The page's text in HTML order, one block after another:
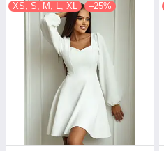
XS, S, M, L, XL –25%